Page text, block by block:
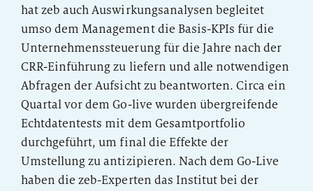
hat zeb auch Auswirkungsanalysen begleitet
umso dem Management die Basis-KPIs für die
Unternehmenssteuerung für die Jahre nach der
CRR-Einführung zu liefern und alle notwendigen
Abfragen der Aufsicht zu beantworten. Circa ein
Quartal vor dem Go-live wurden übergreifende
Echtdatentests mit dem Gesamtportfolio
durchgeführt, um final die Effekte der
Umstellung zu antizipieren. Nach dem Go-Live
haben die zeb-Experten das Institut bei der